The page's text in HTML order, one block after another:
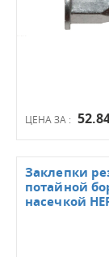
ЦЕНА ЗА :
Заклепки
потайной
насечкой